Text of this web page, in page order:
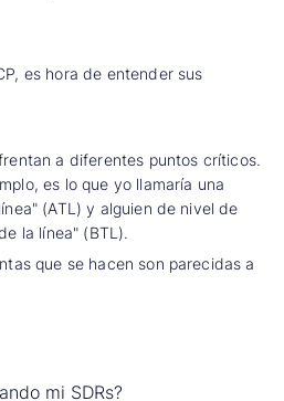
es hora de entender sus
a diferentes puntos críticos.
es lo que yo llamaría una
(ATL) y alguien de nivel de
la línea" (BTL).
que se hacen son parecidas a
mi SDRs?